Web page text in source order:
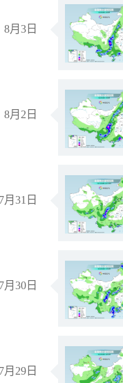
8月3日
8月2日
7月31日
7月30日
7月29日